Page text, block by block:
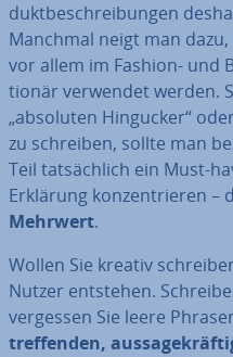
dukt­be­schrei­bun­gen
Manchmal neigt man dazu,
vor allem im Fashion- und
tio­när verwendet werden.
„absoluten Hingucker“
zu schreiben, sollte man
Teil tat­säch­lich ein Must-
Erklärung kon­zen­trie­ren –
Mehrwert.
Wollen Sie kreativ
Nutzer entstehen.
vergessen Sie leere
tref­fen­den,